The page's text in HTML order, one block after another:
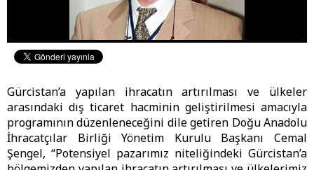
Gürcistan’a yapılan ihracatın artırılması ve ülkeler
arasındaki dış ticaret hacminin geliştirilmesi amacıyla
programının düzenleneceğini dile getiren Doğu Anadolu
İhracatçılar Birliği Yönetim Kurulu Başkanı Cemal
Şengel, “Potensiyel pazarımız niteliğindeki Gürcistan’a